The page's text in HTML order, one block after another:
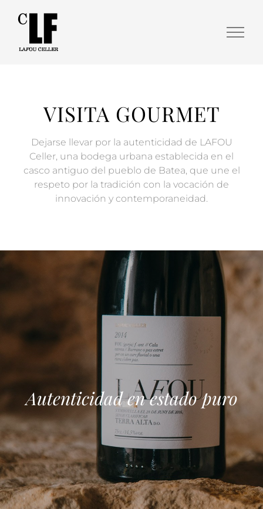
VISITA GOURMET
Dejarse llevar por la autenticidad de LAFOU
Celler, una bodega urbana establecida en el
casco antiguo del pueblo de Batea, que une el
respeto por la tradición con la vocación de
innovación y contemporaneidad.
Autenticidad en estado puro